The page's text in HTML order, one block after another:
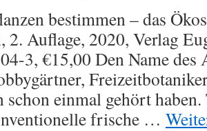
bestimmen – das
2. Auflage, 2020, Verlag
3, €15,00 Den Name
schon einmal gehört
frische …